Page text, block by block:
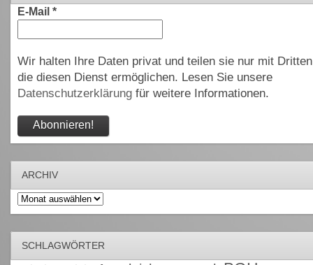
E-Mail *
Wir halten Ihre Daten privat und teilen sie nur mit
die diesen Dienst ermöglichen. Lesen Sie unsere
Datenschutzerklärungfür weitere Informationen.
ARCHIV
Archiv
SCHLAGWÖRTER